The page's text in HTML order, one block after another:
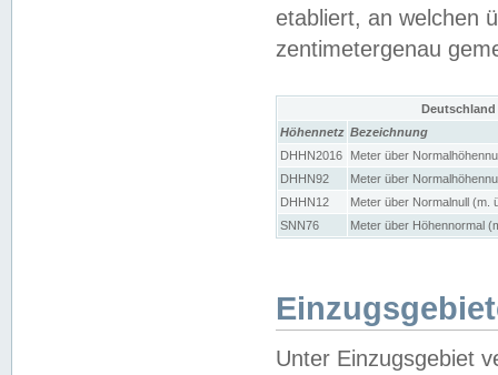
etabliert, an welchen
zentimetergenau
Höhennetz Bezeichnung
DHHN2016
Meter über
DHHN92
Meter über
DHHN12
Meter über Normalnull (m.
SNN76
Meter über Höhennormal
Unter Einzugsgebiet